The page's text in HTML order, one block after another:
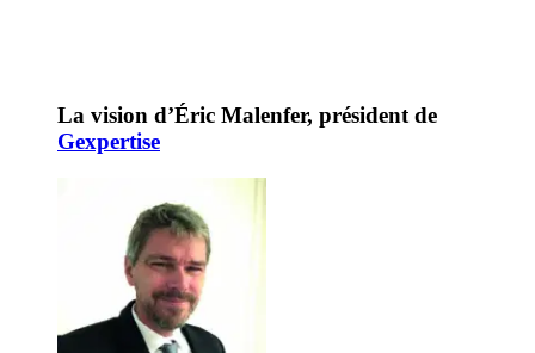
La vision d’Éric Malenfer, président de
Gexpertise